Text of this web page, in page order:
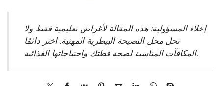
إخلاء المسؤولية: هذه المقالة لأغراض تعليمية فقط ولا
تحل محل النصيحة البيطرية المهنية. اختر دائمًا
المكافآت المناسبة لصحة قطتك واحتياجاتها الغذائية.